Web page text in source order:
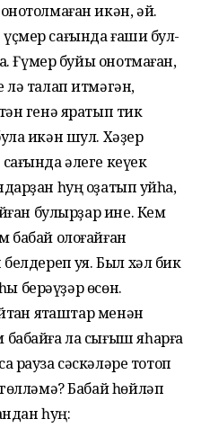
икән, әй.
сағында ғашиҡ бул­
Ғүмер буйы онотмаған,
лә талап итмәгән,
генә яратып тик
икән шул. Хәҙер
әлеге кеүек
һуң оҙатып ҡуйһа,
булырҙар ине. Кем
бабай олоғайған
ҡуя. Был хәл бик
берәүҙәр өсөн.
яҡташтар менән
ла сығыш яһар­ға
рауза сәскәләре тотоп
Бабай һөйләп
һуң: